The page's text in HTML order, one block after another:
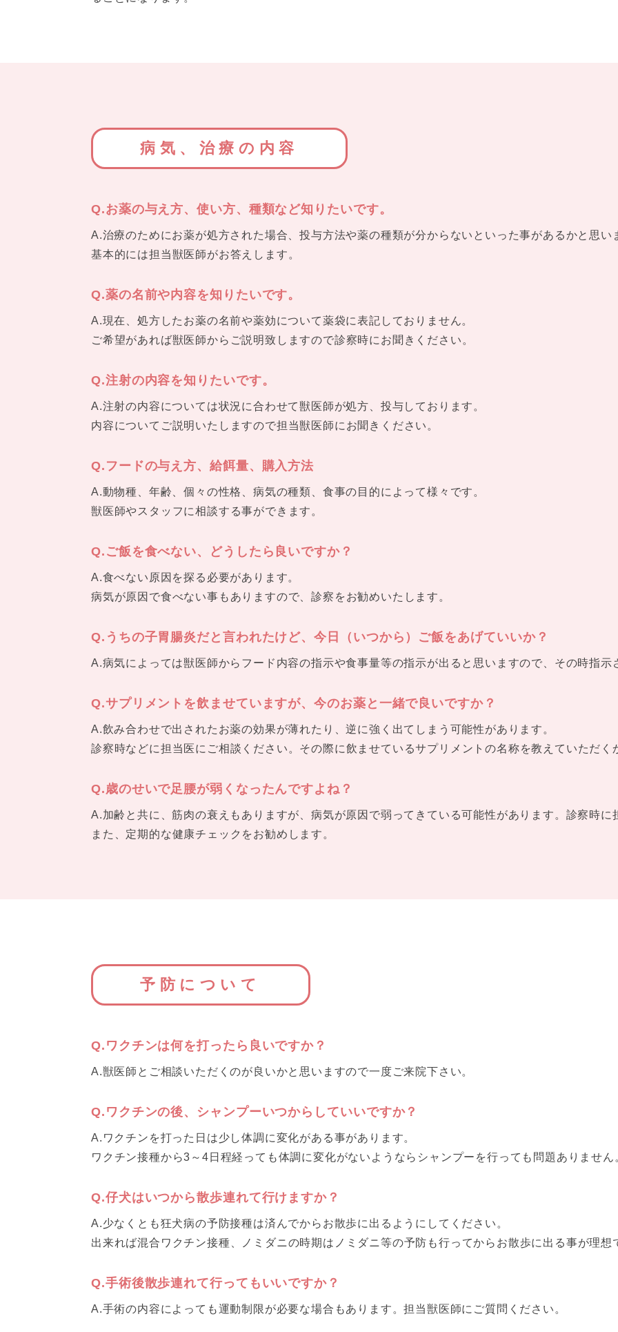
病気、治療の内容
Q.お薬の与え方、使い方、種類など知りたいです。
A.治療のためにお薬が処方された場合、投与方法や薬の種類が分からないといった事があるかと思い
基本的には担当獣医師がお答えします。
Q.薬の名前や内容を知りたいです。
A.現在、処方したお薬の名前や薬効について薬袋に表記しておりません。
ご希望があれば獣医師からご説明致しますので診察時にお聞きください。
Q.注射の内容を知りたいです。
A.注射の内容については状況に合わせて獣医師が処方、投与しております。
内容についてご説明いたしますので担当獣医師にお聞きください。
Q.フードの与え方、給餌量、購入方法
A.動物種、年齢、個々の性格、病気の種類、食事の目的によって様々です。
獣医師やスタッフに相談する事ができます。
Q.ご飯を食べない、どうしたら良いですか？
A.食べない原因を探る必要があります。
病気が原因で食べない事もありますので、診察をお勧めいたします。
Q.うちの子胃腸炎だと言われたけど、今日（いつから）ご飯をあげていいか？
A.病気によっては獣医師からフード内容の指示や食事量等の指示が出ると思いますので、その時指示
Q.サプリメントを飲ませていますが、今のお薬と一緒で良いですか？
A.飲み合わせで出されたお薬の効果が薄れたり、逆に強く出てしまう可能性があります。
診察時などに担当医にご相談ください。その際に飲ませているサプリメントの名称を教えていただく
Q.歳のせいで足腰が弱くなったんですよね？
A.加齢と共に、筋肉の衰えもありますが、病気が原因で弱ってきている可能性があります。診察時に
また、定期的な健康チェックをお勧めします。
予防について
Q.ワクチンは何を打ったら良いですか？
A.獣医師とご相談いただくのが良いかと思いますので一度ご来院下さい。
Q.ワクチンの後、シャンプーいつからしていいですか？
A.ワクチンを打った日は少し体調に変化がある事があります。
ワクチン接種から3～4日程経っても体調に変化がないようならシャンプーを行っても問題ありません
Q.仔犬はいつから散歩連れて行けますか？
A.少なくとも狂犬病の予防接種は済んでからお散歩に出るようにしてください。
出来れば混合ワクチン接種、ノミダニの時期はノミダニ等の予防も行ってからお散歩に出る事が理想
Q.手術後散歩連れて行ってもいいですか？
A.手術の内容によっても運動制限が必要な場合もあります。担当獣医師にご質問ください。